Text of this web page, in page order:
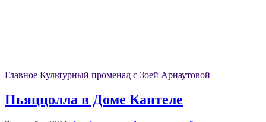
Главное Культурный променад с Зоей Арнаутовой
Пьяццолла в Доме Кантеле